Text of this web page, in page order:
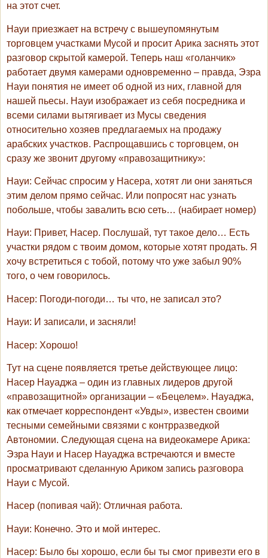
на этот счет.
Науи приезжает на встречу с вышеупомянутым
торговцем участками Мусой и просит Арика заснять этот
разговор скрытой камерой. Теперь наш «голанчик»
работает двумя камерами одновременно – правда, Эзра
Науи понятия не имеет об одной из них, главной для
нашей пьесы. Науи изображает из себя посредника и
всеми силами вытягивает из Мусы сведения
относительно хозяев предлагаемых на продажу
арабских участков. Распрощавшись с торговцем, он
сразу же звонит другому «правозащитнику»:
Науи: Сейчас спросим у Насера, хотят ли они заняться
этим делом прямо сейчас. Или попросят нас узнать
побольше, чтобы завалить всю сеть… (набирает номер)
Науи: Привет, Насер. Послушай, тут такое дело… Есть
участки рядом с твоим домом, которые хотят продать. Я
хочу встретиться с тобой, потому что уже забыл 90%
того, о чем говорилось.
Насер: Погоди-погоди… ты что, не записал это?
Науи: И записали, и засняли!
Насер: Хорошо!
Тут на сцене появляется третье действующее лицо:
Насер Науаджа – один из главных лидеров другой
«правозащитной» организации – «Бецелем». Науаджа,
как отмечает корреспондент «Увды», известен своими
тесными семейными связями с контрразведкой
Автономии. Следующая сцена на видеокамере Арика:
Эзра Науи и Насер Науаджа встречаются и вместе
просматривают сделанную Ариком запись разговора
Науи с Мусой.
Насер (попивая чай): Отличная работа.
Науи: Конечно. Это и мой интерес.
Насер: Было бы хорошо, если бы ты смог привезти его в